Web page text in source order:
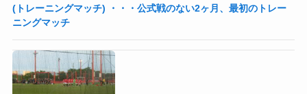
(トレーニングマッチ) ・・・公式戦のない2ヶ月、最初のトレー
ニングマッチ